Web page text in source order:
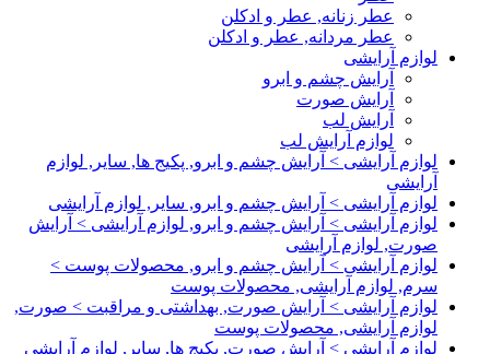
عطر زنانه, عطر و ادکلن
عطر مردانه, عطر و ادکلن
لوازم آرایشی
آرایش چشم و ابرو
آرایش صورت
آرایش لب
لوازم آرایش لب
لوازم آرایشی > آرایش چشم و ابرو, پکیج ها, سایر, لوازم
آرایشی
لوازم آرایشی > آرایش چشم و ابرو, سایر, لوازم آرایشی
لوازم آرایشی > آرایش چشم و ابرو, لوازم آرایشی > آرایش
صورت, لوازم آرایشی
لوازم آرایشی > آرایش چشم و ابرو, محصولات پوست >
سرم, لوازم آرایشی, محصولات پوست
لوازم آرایشی > آرایش صورت, بهداشتی و مراقبت > صورت,
لوازم آرایشی, محصولات پوست
لوازم آرایشی > آرایش صورت, پکیج ها, سایر, لوازم آرایشی